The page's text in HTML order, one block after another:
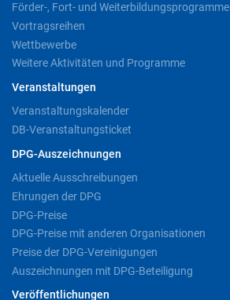
Förder-, Fort- und Weiterbildungsprogramme
Vortragsreihen
Wettbewerbe
Weitere Aktivitäten und Programme
Veranstaltungen
Veranstaltungskalender
DB-Veranstaltungsticket
DPG-Auszeichnungen
Aktuelle Ausschreibungen
Ehrungen der DPG
DPG-Preise
DPG-Preise mit anderen Organisationen
Preise der DPG-Vereinigungen
Auszeichnungen mit DPG-Beteiligung
Veröffentlichungen